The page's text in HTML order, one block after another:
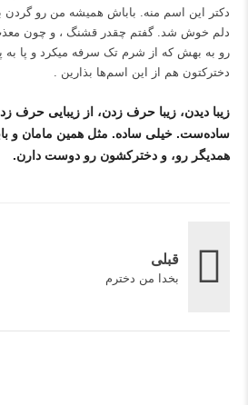
دکتر این اسم منه. باباش همیشه من رو گردن
دلم خوش شد. گفتم چقدر قشنگ ، و چون
رو به بهش که از شرم تک سرفه میکرد و پا به
دخترکتون هم از این اسم‌ها بذارین .
زیبا دیدن، زیبا حرف زدن، از زیبایی حرف
ساده‌ست. خیلی ساده. مثل همین مامان و
همدیگر رو، و دخترکشون رو دوست دارن.
قبلی
بخدا من دخترم